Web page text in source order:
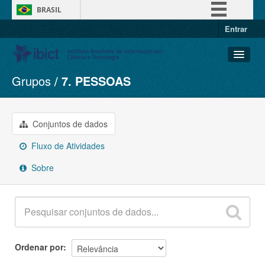
BRASIL
Entrar
Conjuntos de dados
Organizações
Grupos
Sobre
Grupos 7. PESSOAS
Conjuntos de dados
Fluxo de Atividades
Sobre
Ordenar por